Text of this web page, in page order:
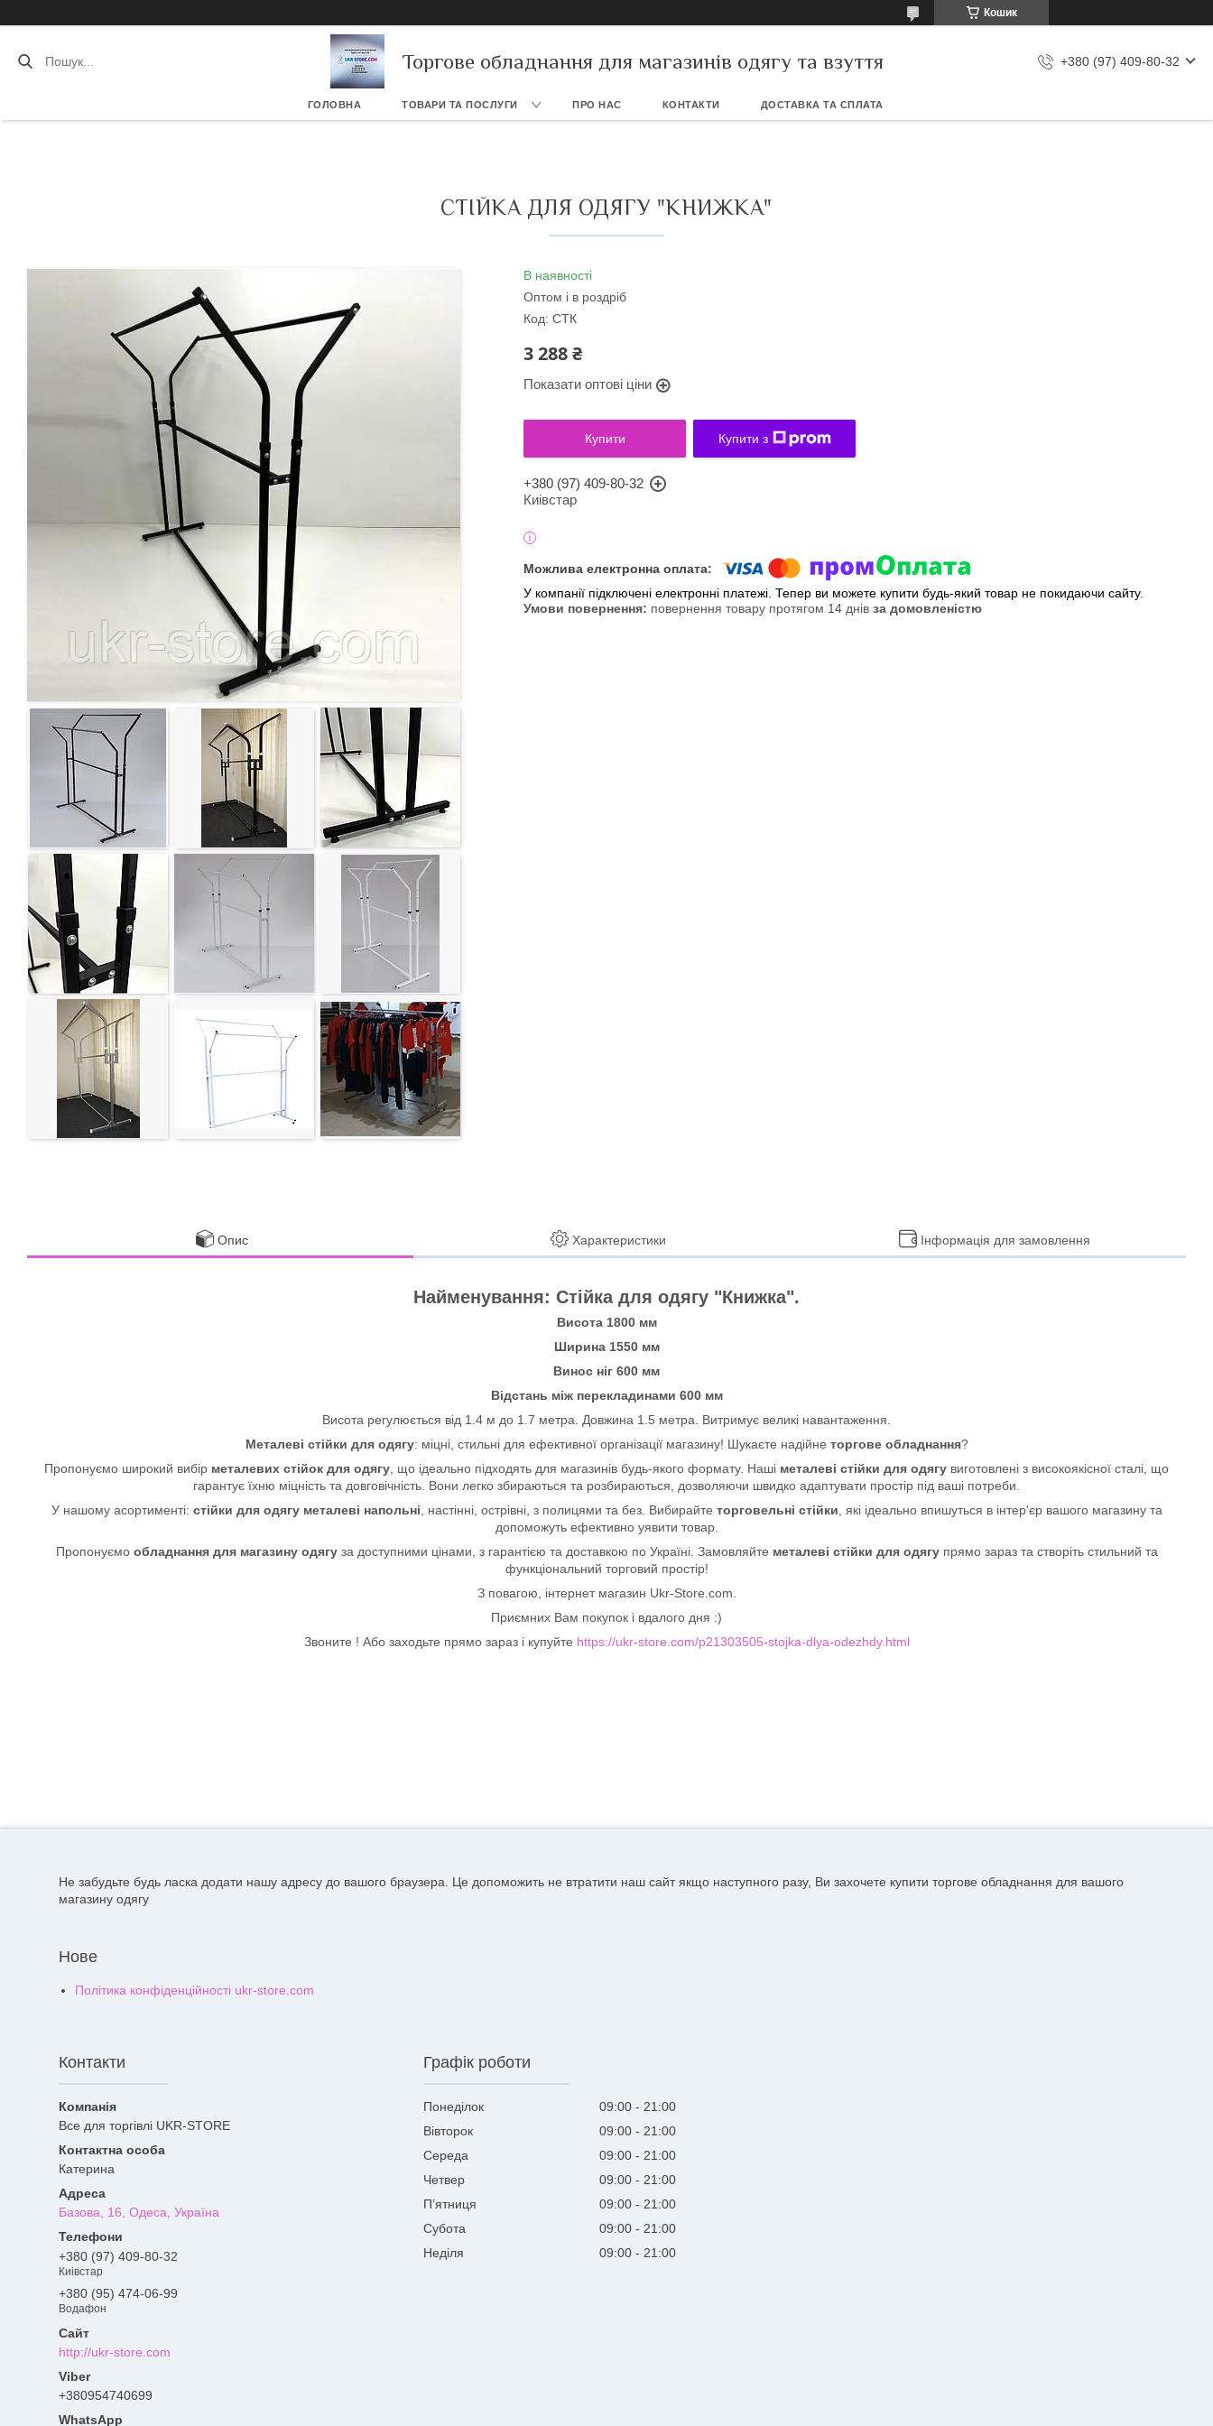
Кошик
Торгове обладнання для магазинів одягу та взуття +380 (97) 409-80-32
ГОЛОВНА ТОВАРИ ТА ПОСЛУГИ ПРО НАС КОНТАКТИ ДОСТАВКА ТА СПЛАТА
СТІЙКА ДЛЯ ОДЯГУ "КНИЖКА"
В наявності
Оптом і в роздріб
Код: СТК
3 288 ₴
Показати оптові ціни
Купити Купити з
+380 (97) 409-80-32
Киівстар
У компанії підключені електронні платежі. Тепер ви можете купити будь-який товар не покидаючи сайту.
повернення товару протягом 14 днів за домовленістю
Опис Характеристики Інформація для замовлення
Найменування: Стійка для одягу "Книжка".
Висота 1800 мм
Ширина 1550 мм
Винос ніг 600 мм
Відстань між перекладинами 600 мм
Висота регулюється від 1.4 м до 1.7 метра. Довжина 1.5 метра. Витримує великі навантаження.
Металеві стійки для одягу: міцні, стильні для ефективної організації магазину! Шукаєте надійне торгове обладнання?
Пропонуємо широкий вибір металевих стійок для одягу , що ідеально підходять для магазинів будь-якого формату. Наші металеві стійки для одягу виготовлені з високоякісної сталі, що
гарантує їхню міцність та довговічність. Вони легко збираються та розбираються, дозволяючи швидко адаптувати простір під ваші потреби.
У нашому асортименті: стійки для одягу металеві напольні , настінні, острівні, з полицями та без. Вибирайте торговельні стійки , які ідеально впишуться в інтер'єр вашого магазину та
допоможуть ефективно уявити товар.
Пропонуємо обладнання для магазину одягуза доступними цінами, з гарантією та доставкою по Україні. Замовляйте металеві стійки для одягупрямо зараз та створіть стильний та
функціональний торговий простір!
З повагою, інтернет магазин Ukr-Store.com.
Приємних Вам покупок і вдалого дня :)
Звоните ! Або заходьте прямо зараз і купуйте https://ukr-store.com/p21303505-stojka-dlya-odezhdy.html
Не забудьте будь ласка додати нашу адресу до вашого браузера. Це допоможить не втратити наш сайт якщо наступного разу, Ви захочете купити торгове обладнання для вашого
магазину одягу
Нове
Політика конфіденційності ukr-store.com
Контакти
Все для торгівлі UKR-STORE
Катерина
Базова, 16, Одеса, Україна
+380 (97) 409-80-32
Киівстар
+380 (95) 474-06-99
Водафон
http://ukr-store.com
+380954740699
Графік роботи
Понеділок 09:00
21:00
Вівторок
09:00
21:00
Середа
09:00
21:00
Четвер
09:00
21:00
Пʼятниця
09:00
21:00
Субота
09:00
21:00
Неділя
09:00 21:00